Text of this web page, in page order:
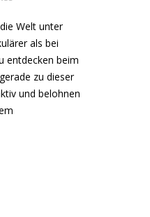
Welt unter
als bei
entdecken beim
zu dieser
und belohnen